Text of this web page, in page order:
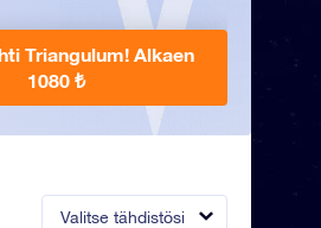
Valitse tähdistösi
Triangulum! Alkaen
1080 ₺